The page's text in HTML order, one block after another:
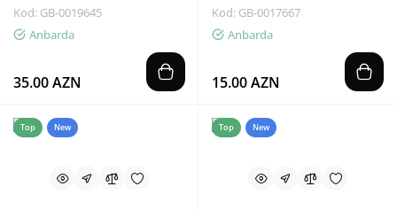
Kod: GB-0019645
Anbarda
35.00 AZN
Kod: GB-0017667
Anbarda
15.00 AZN
Top New Top New